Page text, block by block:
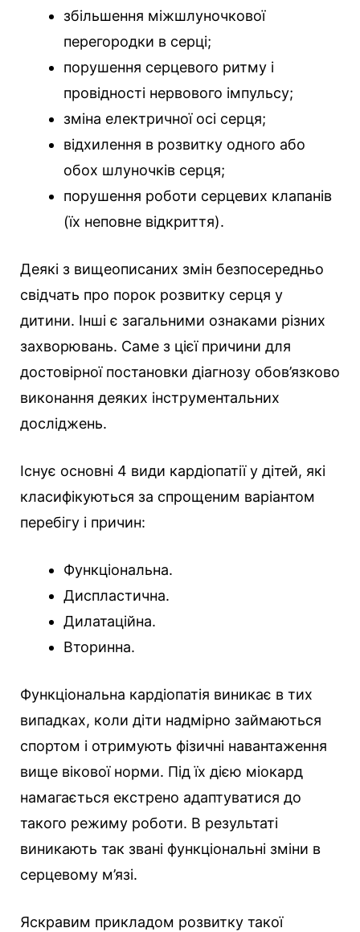
збільшення міжшлуночкової
перегородки в серці;
порушення серцевого ритму і
провідності нервового імпульсу;
зміна електричної осі серця;
відхилення в розвитку одного або
обох шлуночків серця;
порушення роботи серцевих клапанів
(їх неповне відкриття).
Деякі з вищеописаних змін безпосередньо
свідчать про порок розвитку серця у
дитини. Інші є загальними ознаками різних
захворювань. Саме з цієї причини для
достовірної постановки діагнозу обов’язково
виконання деяких інструментальних
досліджень.
Існує основні 4 види кардіопатії у дітей, які
класифікуються за спрощеним варіантом
перебігу і причин:
Функціональна.
Диспластична.
Дилатаційна.
Вторинна.
Функціональна кардіопатія виникає в тих
випадках, коли діти надмірно займаються
спортом і отримують фізичні навантаження
вище вікової норми. Під їх дією міокард
намагається екстрено адаптуватися до
такого режиму роботи. В результаті
виникають так звані функціональні зміни в
серцевому м’язі.
Яскравим прикладом розвитку такої